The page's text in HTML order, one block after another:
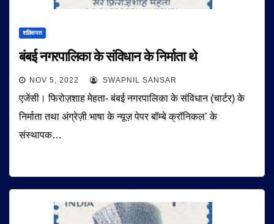
शख़्सियत
बंबई नगरपालिका के संविधान के निर्माता थे
NOV 5, 2022 SWAPNIL SANSAR
एजेंसी। फिरोज़शाह मेहता- बंबई नगरपालिका के संविधान (चार्टर) के
निर्माता तथा अंग्रेज़ी भाषा के न्यूज़ पेपर बॉम्बे क्रॉनिकल’ के
संस्थापक…